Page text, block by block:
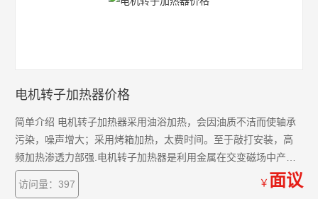
电机转子加热器价格
简单介绍 电机转子加热器采用油浴加热，会因油质不洁而使轴承
污染，噪声增大；采用烤箱加热，太费时间。至于敲打安装，高
频加热渗透力部强.电机转子加热器是利用金属在交变磁场中产生
涡流而使转子本身发热，原理是较厚的金属处于交变磁场中时，
会由于电磁感应现象而产生电流。
访问量：397 ￥ 面议